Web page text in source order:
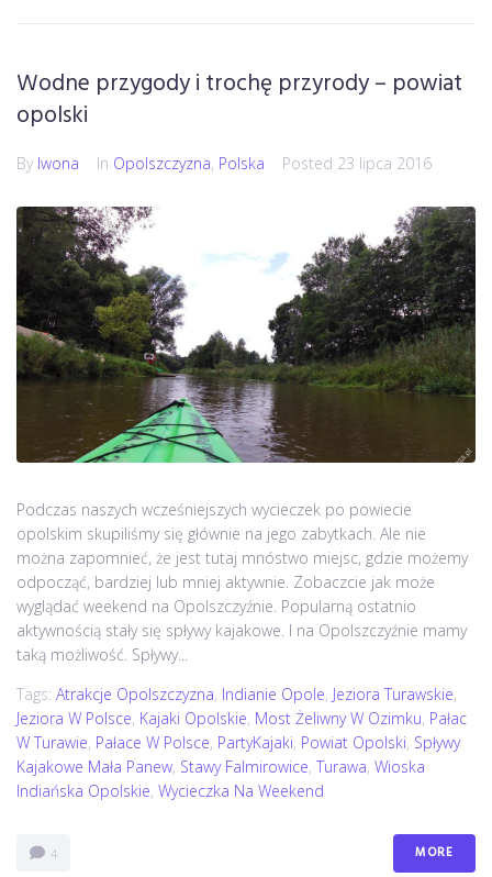
Wodne przygody i trochę przyrody – powiat
opolski
By Iwona In Opolszczyzna, Polska Posted 23 lipca 2016
Podczas naszych wcześniejszych wycieczek po powiecie
opolskim skupiliśmy się głównie na jego zabytkach. Ale nie
można zapomnieć, że jest tutaj mnóstwo miejsc, gdzie możemy
odpocząć, bardziej lub mniej aktywnie. Zobaczcie jak może
wyglądać weekend na Opolszczyźnie. Popularną ostatnio
aktywnością stały się spływy kajakowe. I na Opolszczyźnie mamy
taką możliwość. Spływy...
Tags: Atrakcje Opolszczyzna, Indianie Opole, Jeziora Turawskie,
Jeziora W Polsce, Kajaki Opolskie, Most Żeliwny W Ozimku, Pałac
W Turawie, Pałace W Polsce, PartyKajaki, Powiat Opolski, Spływy
Kajakowe Mała Panew, Stawy Falmirowice, Turawa, Wioska
Indiańska Opolskie, Wycieczka Na Weekend
4 MORE